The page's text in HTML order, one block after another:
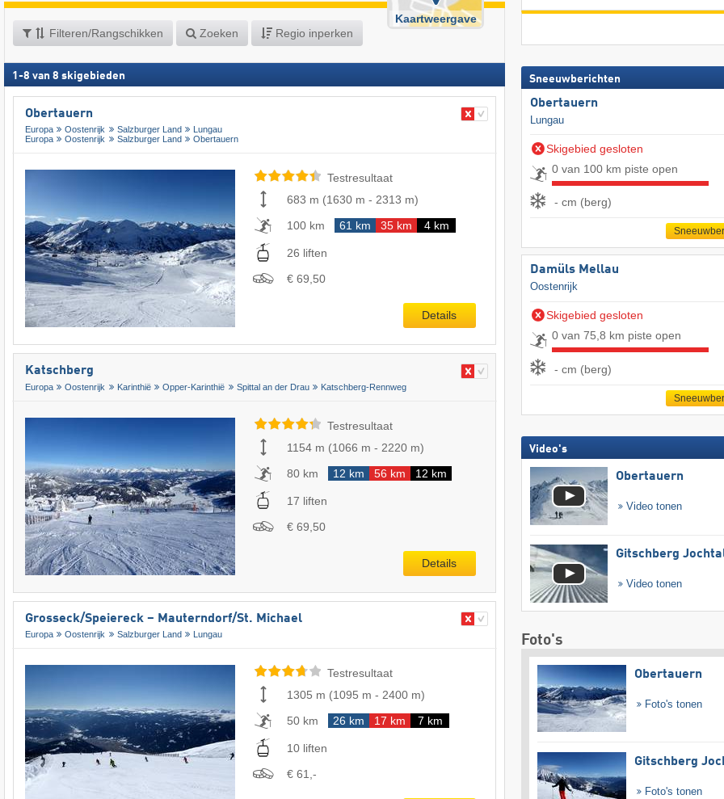
Filteren/Rangschikken Zoeken Regio inperken
Kaartweergave
1 -8 van 8 skigebieden
Obertauern
Europa Oostenrijk Salzburger Land
Lungau
Europa
Oostenrijk Salzburger Land Obertauern
Testresultaat
683 m (1630 m - 2313 m)
100 km
61 km 35 km 4 km
26 liften
€ 69,50
Details
Katschberg
Europa Oostenrijk Karinthië Opper-Karinthië Spittal an der Drau Katschberg-Rennweg
Testresultaat
1154 m (1066 m - 2220 m)
80 km
12 km 56 km 12 km
17 liften
€ 69,50
Details
Grosseck/​Speiereck – Mauterndorf/​St. Michael
Europa Oostenrijk Salzburger Land Lungau
Testresultaat
1305 m (1095 m - 2400 m)
50 km
26 km 17 km 7 km
10 liften
€ 61,-
Sneeuwberichten
Obertauern
Lungau
Skigebied gesloten
0 van 100 km piste open
- cm (berg)
Damüls Mellau
Oostenrijk
Skigebied gesloten
0 van 75,8 km piste open
- cm (berg)
Video's
Obertauern
Video tonen
Gitschberg
Video tonen
Foto's
Obertauern
Foto's tonen
Gitschberg
Foto's tonen